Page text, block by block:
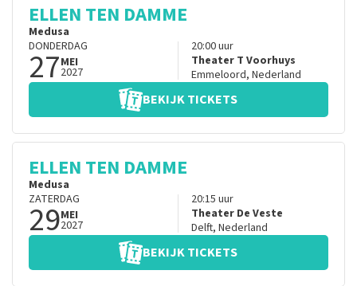
ELLEN TEN DAMME
Medusa
DONDERDAG
27MEI
2027
20:00uur
Theater T Voorhuys
Emmeloord, Nederland
BEKIJK TICKETS
ELLEN TEN DAMME
Medusa
ZATERDAG
29MEI
2027
20:15 uur
Theater De Veste
Delft, Nederland
BEKIJK TICKETS